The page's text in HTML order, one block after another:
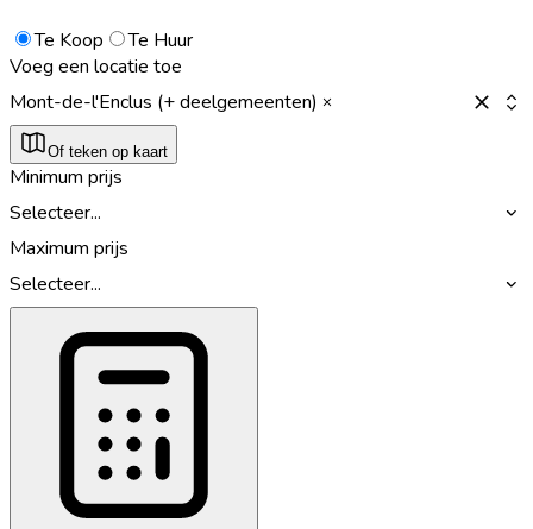
Te Koop
Te Huur
Voeg een locatie toe
Mont-de-l'Enclus (+ deelgemeenten)
Of teken op kaart
Minimum prijs
Selecteer...
Maximum prijs
Selecteer...